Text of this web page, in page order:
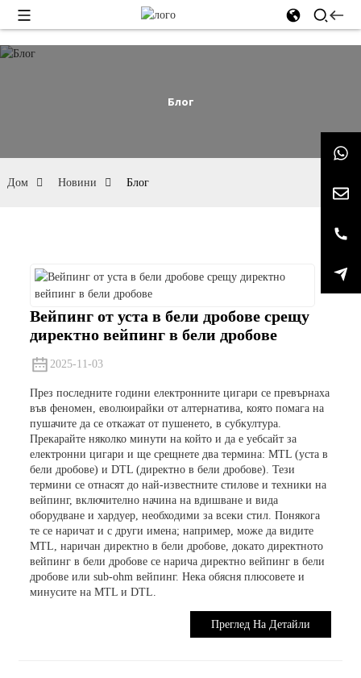
Блог
Дом Новини Блог
Вейпинг от уста в бели дробове срещу
директно вейпинг в бели дробове
2025-11-03
През последните години електронните цигари се превърнаха
във феномен, еволюирайки от алтернатива, която помага на
пушачите да се откажат от пушенето, в субкултура.
Прекарайте няколко минути на който и да е уебсайт за
електронни цигари и ще срещнете два термина: MTL (уста в
бели дробове) и DTL (директно в бели дробове). Тези
термини се отнасят до най-известните стилове и техники на
вейпинг, включително начина на вдишване и вида
оборудване и хардуер, необходими за всеки стил. Понякога
те се наричат ​​и с други имена; например, може да видите
MTL, наричан директно в бели дробове, докато директното
вейпинг в бели дробове се нарича директно вейпинг в бели
дробове или sub-ohm вейпинг. Нека обясня плюсовете и
минусите на MTL и DTL.
Преглед На Детайли